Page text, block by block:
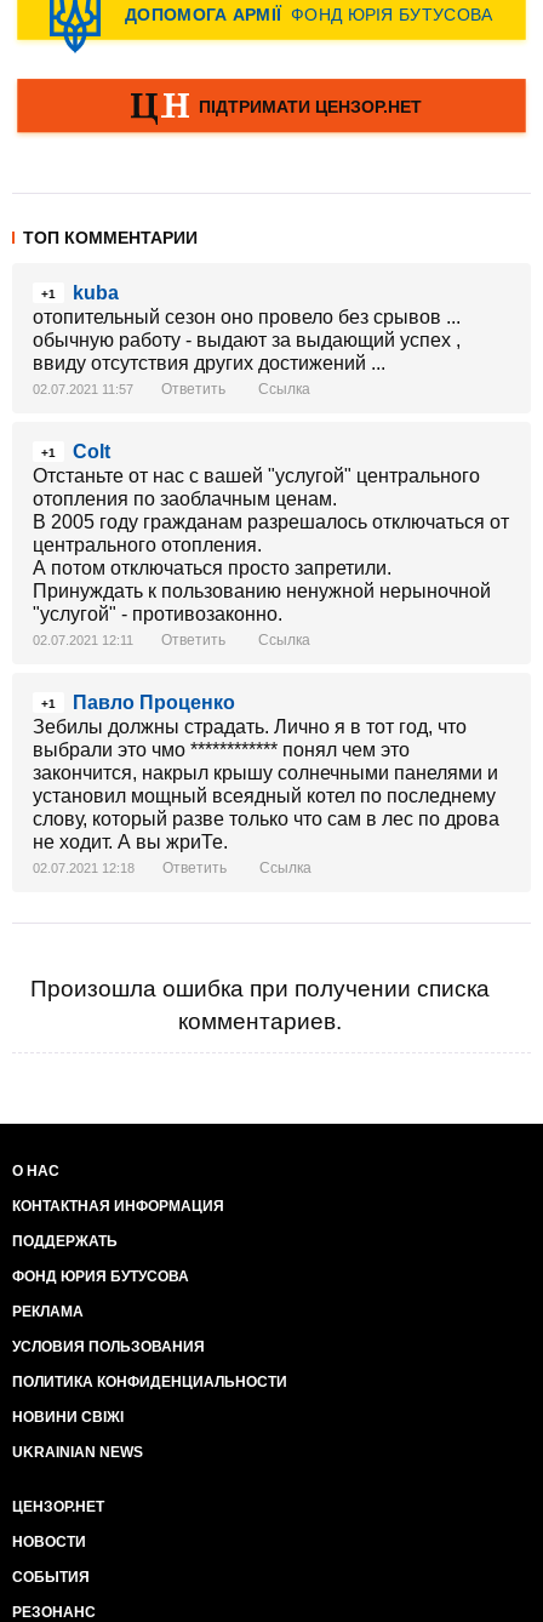
ТОП КОММЕНТАРИИ
+1
kuba
отопительный сезон оно провело без срывов ...
обычную работу - выдают за выдающий успех ,
ввиду отсутствия других достижений ...
02.07.2021 11:57 Ответить Ссылка
+1
Colt
Отстаньте от нас с вашей "услугой" центрального
отопления по заоблачным ценам.
В 2005 году гражданам разрешалось отключаться от
центрального отопления.
А потом отключаться просто запретили.
Принуждать к пользованию ненужной нерыночной
"услугой" - противозаконно.
02.07.2021 12:11 Ответить Ссылка
+1
Павло Проценко
Зебилы должны страдать. Лично я в тот год, что
выбрали это чмо ************ понял чем это
закончится, накрыл крышу солнечными панелями и
установил мощный всеядный котел по последнему
слову, который разве только что сам в лес по дрова
не ходит. А вы жриТе.
02.07.2021 12:18 Ответить Ссылка
Произошла ошибка при получении списка
комментариев.
О НАС
КОНТАКТНАЯ ИНФОРМАЦИЯ
ПОДДЕРЖАТЬ
ФОНД ЮРИЯ БУТУСОВА
РЕКЛАМА
УСЛОВИЯ ПОЛЬЗОВАНИЯ
ПОЛИТИКА КОНФИДЕНЦИАЛЬНОСТИ
НОВИНИ СВІЖІ
UKRAINIAN NEWS
ЦЕНЗОР.НЕТ
НОВОСТИ
СОБЫТИЯ
РЕЗОНАНС